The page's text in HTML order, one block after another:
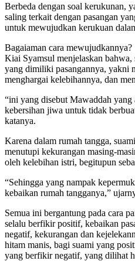
Berbeda dengan soal kerukunan,
saling terkait dengan pasangan
untuk mewujudkan kerukuan
Bagaiaman cara mewujudkannya?
Kiai Syamsul menjelaskan bahwa,
yang dimiliki pasangannya, yakni
menghargai kelebihannya, dan
“ini yang disebut Mawaddah
kebersihan jiwa untuk tidak
katanya.
Karena dalam rumah tangga,
menutupi kekurangan masing-
oleh kelebihan istri, begitupun
“Sehingga yang nampak
kebaikan rumah tangganya,”
Semua ini bergantung pada cara
selalu berfikir positif, kebaikan
negatif, kekurangan dan
hitam manis, bagi suami yang
yang berfikir negatif, yang dilihat